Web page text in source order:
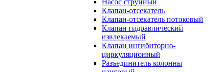
Насос струйный
Клапан-отсекатель
Клапан-отсекатель потоковый
Клапан гидравлический
извлекаемый
Клапан ингибиторно-
циркуляционный
Разъединитель колонны